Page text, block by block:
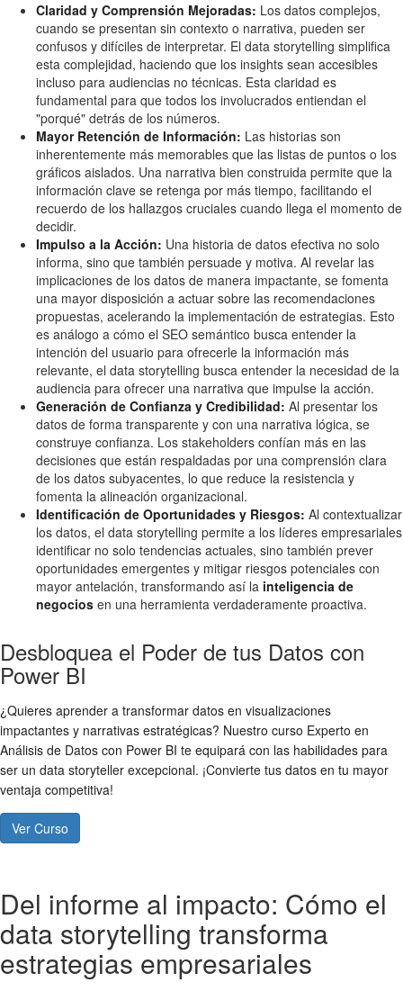
Claridad y Comprensión Mejoradas: Los datos complejos,
cuando se presentan sin contexto o narrativa, pueden ser
confusos y difíciles de interpretar. El data storytelling simplifica
esta complejidad, haciendo que los insights sean accesibles
incluso para audiencias no técnicas. Esta claridad es
fundamental para que todos los involucrados entiendan el
"porqué" detrás de los números.
Mayor Retención de Información: Las historias son
inherentemente más memorables que las listas de puntos o los
gráficos aislados. Una narrativa bien construida permite que la
información clave se retenga por más tiempo, facilitando el
recuerdo de los hallazgos cruciales cuando llega el momento de
decidir.
Impulso a la Acción: Una historia de datos efectiva no solo
informa, sino que también persuade y motiva. Al revelar las
implicaciones de los datos de manera impactante, se fomenta
una mayor disposición a actuar sobre las recomendaciones
propuestas, acelerando la implementación de estrategias. Esto
es análogo a cómo el SEO semántico busca entender la
intención del usuario para ofrecerle la información más
relevante, el data storytelling busca entender la necesidad de la
audiencia para ofrecer una narrativa que impulse la acción.
Generación de Confianza y Credibilidad: Al presentar los
datos de forma transparente y con una narrativa lógica, se
construye confianza. Los stakeholders confían más en las
decisiones que están respaldadas por una comprensión clara
de los datos subyacentes, lo que reduce la resistencia y
fomenta la alineación organizacional.
Identificación de Oportunidades y Riesgos: Al contextualizar
los datos, el data storytelling permite a los líderes empresariales
identificar no solo tendencias actuales, sino también prever
oportunidades emergentes y mitigar riesgos potenciales con
mayor antelación, transformando así la inteligencia de
negocios en una herramienta verdaderamente proactiva.
Desbloquea el Poder de tus Datos con
Power BI
¿Quieres aprender a transformar datos en visualizaciones
impactantes y narrativas estratégicas? Nuestro curso Experto en
Análisis de Datos con Power BI te equipará con las habilidades para
ser un data storyteller excepcional. ¡Convierte tus datos en tu mayor
ventaja competitiva!
Ver Curso
Del informe al impacto: Cómo el
data storytelling transforma
estrategias empresariales